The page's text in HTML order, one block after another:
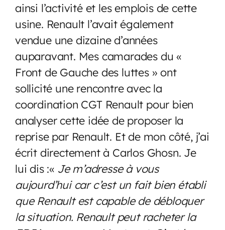
ainsi l’activité et les emplois de cette
usine. Renault l’avait également
vendue une dizaine d’années
auparavant. Mes camarades du «
Front de Gauche des luttes » ont
sollicité une rencontre avec la
coordination CGT Renault pour bien
analyser cette idée de proposer la
reprise par Renault. Et de mon côté, j’ai
écrit directement à Carlos Ghosn. Je
lui dis :« Je m’adresse à vous
aujourd’hui car c’est un fait bien établi
que Renault est capable de débloquer
la situation. Renault peut racheter la